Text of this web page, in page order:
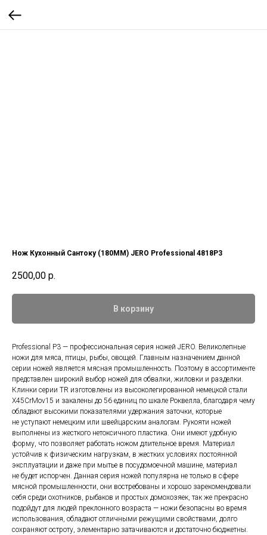
Нож Кухонный Сантоку (180ММ) JERO Professional 4818P3
2500,00 р.
В корзину
Professional P3 — профессиональная серия ножей JERO. Великолепные
ножи для мяса, птицы, рыбы, овощей. Главным назначением данной
серии ножей является мясная промышленность. Поэтому в ассортименте
представлен широкий выбор ножей для обвалки, жиловки и разделки.
Клинки серии TR изготовлены из высоколегированной немецкой стали
X45CrMov15 и закалены до 56 единиц по шкале Роквелла, благодаря чему
обладают высокими показателями удержания заточки, которые
не уступают немецким или швейцарским аналогам. Рукояти ножей
выполнены из жесткого нетоксичного пластика. Они имеют удобную
форму, что позволяет работать ножом длительное время. Материал
устойчив к физическим нагрузкам, в жестких условиях постоянной
эксплуатации и даже при мытье в посудомоечной машине, материал
не будет испорчен. Данная серия ножей популярна не только в сфере
мясной промышленности, они востребованы и хорошо зарекомендовали
себя среди охотников, рыбаков и простых домохозяек, так же прекрасно
подойдут для людей преклонного возраста — ножи безопасны во время
использования, обладают отличными режущими свойствами, долго
сохраняют остроту, элементарно затачиваются и достаточно бюджетны.